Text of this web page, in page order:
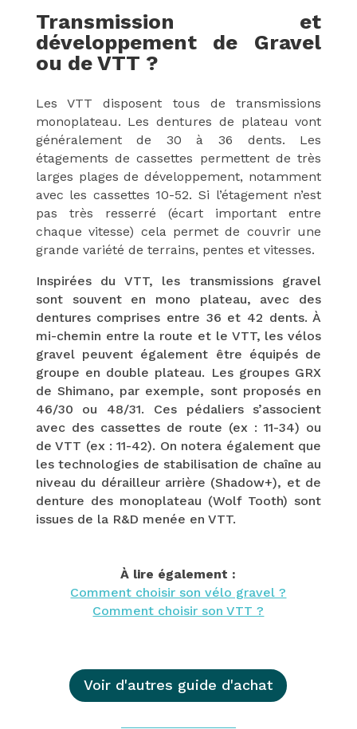
Transmission et
développement de Gravel
ou de VTT ?
Les VTT disposent tous de transmissions
monoplateau. Les dentures de plateau vont
généralement de 30 à 36 dents. Les
étagements de cassettes permettent de très
larges plages de développement, notamment
avec les cassettes 10-52. Si l’étagement n’est
pas très resserré (écart important entre
chaque vitesse) cela permet de couvrir une
grande variété de terrains, pentes et vitesses.
Inspirées du VTT, les transmissions gravel
sont souvent en mono plateau, avec des
dentures comprises entre 36 et 42 dents. À
mi-chemin entre la route et le VTT, les vélos
gravel peuvent également être équipés de
groupe en double plateau. Les groupes GRX
de Shimano, par exemple, sont proposés en
46/30 ou 48/31. Ces pédaliers s’associent
avec des cassettes de route (ex : 11-34) ou
de VTT (ex : 11-42). On notera également que
les technologies de stabilisation de chaîne au
niveau du dérailleur arrière (Shadow+), et de
denture des monoplateau (Wolf Tooth) sont
issues de la R&D menée en VTT.
À lire également :
Comment choisir son vélo gravel ?
Comment choisir son VTT ?
Voir d'autres guide d'achat